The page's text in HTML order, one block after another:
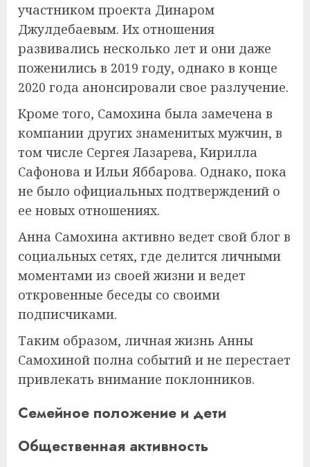
участником проекта Динаром
Джулдебаевым. Их отношения
развивались несколько лет и они даже
поженились в 2019 году, однако в конце
2020 года анонсировали свое разлучение.
Кроме того, Самохина была замечена в
компании других знаменитых мужчин, в
том числе Сергея Лазарева, Кирилла
Сафонова и Ильи Яббарова. Однако, пока
не было официальных подтверждений о
ее новых отношениях.
Анна Самохина активно ведет свой блог в
социальных сетях, где делится личными
моментами из своей жизни и ведет
откровенные беседы со своими
подписчиками.
Таким образом, личная жизнь Анны
Самохиной полна событий и не перестает
привлекать внимание поклонников.
Семейное положение и дети
Общественная активность